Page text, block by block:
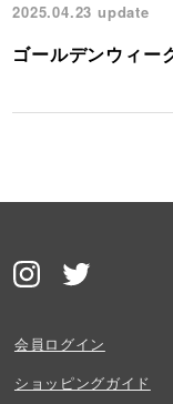
2025.04.23 update
ゴールデンウィー
会員ログイン
ショッピングガイド